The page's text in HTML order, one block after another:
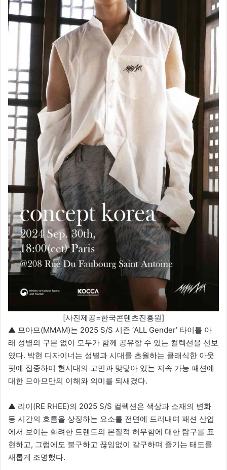
[사진제공=한국콘텐츠진흥원]
▲ 므아므(MMAM)는 2025 S/S 시즌 ‘ALL Gender’ 타이틀 아
래 성별의 구분 없이 모두가 함께 공유할 수 있는 컬렉션을 선보
였다. 박현 디자이너는 성별과 시대를 초월하는 클래식한 아웃
핏에 집중하며 현시대의 고민과 맞닿아 있는 지속 가능 패션에
대한 므아므만의 이해와 의미를 되새겼다.
▲ 리이(RE RHEE)의 2025 S/S 컬렉션은 색상과 소재의 변화
등 시간의 흐름을 상징하는 요소를 전면에 드러내며 패션 산업
에서 보이는 화려한 트렌드의 본질적 허무함에 대한 탐구를 표
현하고, 그럼에도 불구하고 끊임없이 갈구하며 즐기는 태도를
새롭게 조명했다.